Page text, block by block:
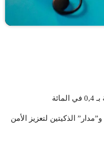
الذكيتين لتعزيز الأمن